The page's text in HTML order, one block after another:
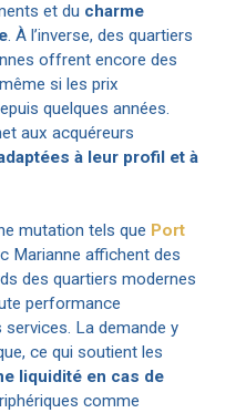
et du charme
. À l’inverse, des quartiers
offrent encore des
si les prix
quelques années.
aux acquéreurs
à leur profil et à
mutation tels que Port
Marianne affichent des
des quartiers modernes
performance
La demande y
ce qui soutient les
liquidité en cas de
comme